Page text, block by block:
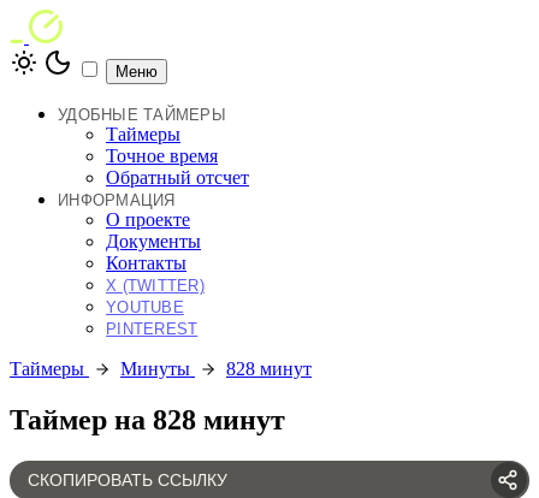
Меню
УДОБНЫЕ ТАЙМЕРЫ
Таймеры
Точное время
Обратный отсчет
ИНФОРМАЦИЯ
О проекте
Документы
Контакты
X (TWITTER)
YOUTUBE
PINTEREST
Таймеры Минуты 828 минут
Таймер на 828 минут
СКОПИРОВАТЬ ССЫЛКУ